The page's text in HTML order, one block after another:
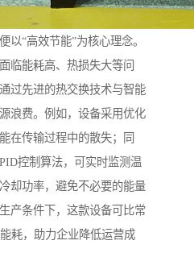
以“高效节能”为核心理念。
临能耗高、热损失大等问
过先进的热交换技术与智能
浪费。例如，设备采用优化
在传输过程中的散失；同
控制算法，可实时监测温
却功率，避免不必要的能量
产条件下，这款设备可比常
耗，助力企业降低运营成